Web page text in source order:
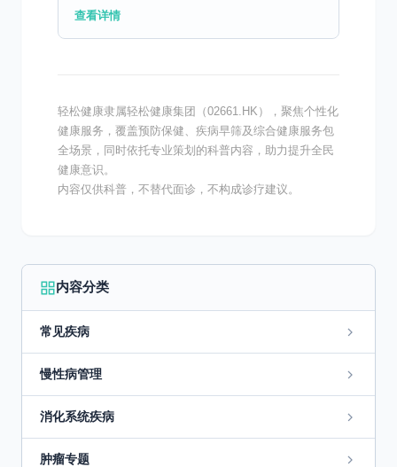
患者来说，更可能对生育造成一定的挑战。糖
查看详情
轻松健康隶属轻松健康集团（02661.HK），聚焦个性化
健康服务，覆盖预防保健、疾病早筛及综合健康服务包
全场景，同时依托专业策划的科普内容，助力提升全民
健康意识。
内容仅供科普，不替代面诊，不构成诊疗建议。
内容分类
常见疾病
慢性病管理
消化系统疾病
肿瘤专题